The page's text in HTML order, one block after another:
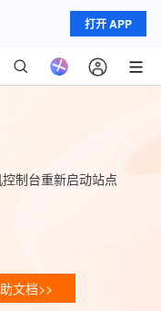
打开 APP
制台重新启动站点
文档>>